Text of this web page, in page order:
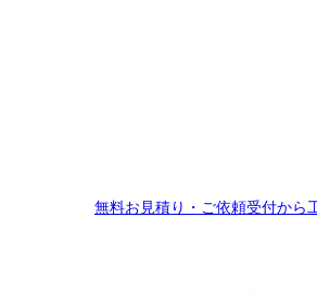
無料お見積り・ご依頼受付から